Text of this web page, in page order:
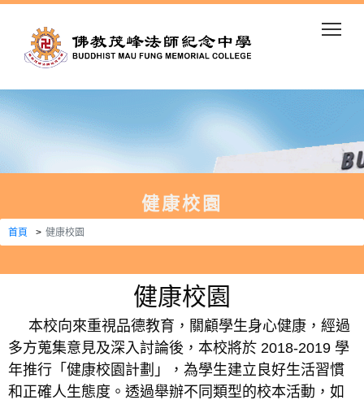
健康校園
首頁 健康校園
健康校園
本校向來重視品德教育，關顧學生身心健康，經過
多方蒐集意見及深入討論後，本校將於 2018-2019 學
年推行「健康校園計劃」，為學生建立良好生活習慣
和正確人生態度。透過舉辦不同類型的校本活動，如